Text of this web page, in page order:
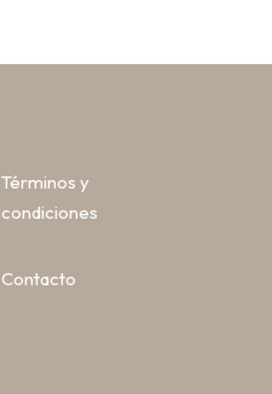
Términos y
condiciones
Contacto